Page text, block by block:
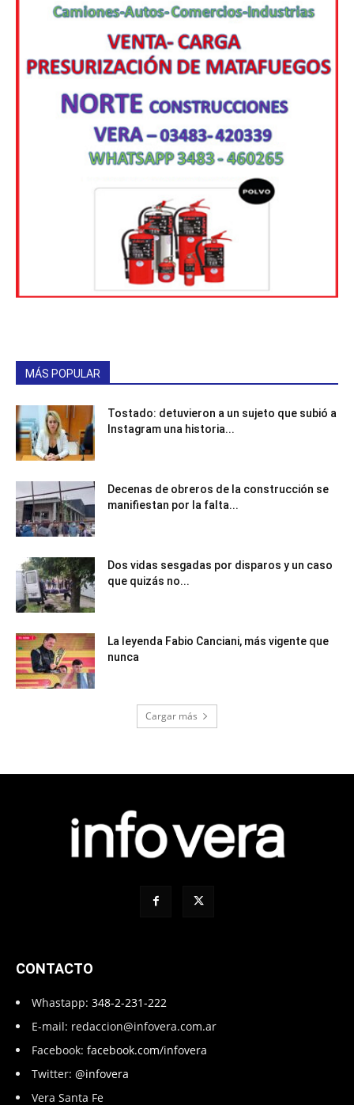
MÁS POPULAR
Tostado: detuvieron a un sujeto que subió a
Instagram una historia...
Decenas de obreros de la construcción se
manifiestan por la falta...
Dos vidas sesgadas por disparos y un caso
que quizás no...
La leyenda Fabio Canciani, más vigente que
nunca
Cargar más
CONTACTO
Whastapp: 348-2-231-222
E-mail: redaccion@infovera.com.ar
Facebook: facebook.com/infovera
Twitter: @infovera
Vera Santa Fe